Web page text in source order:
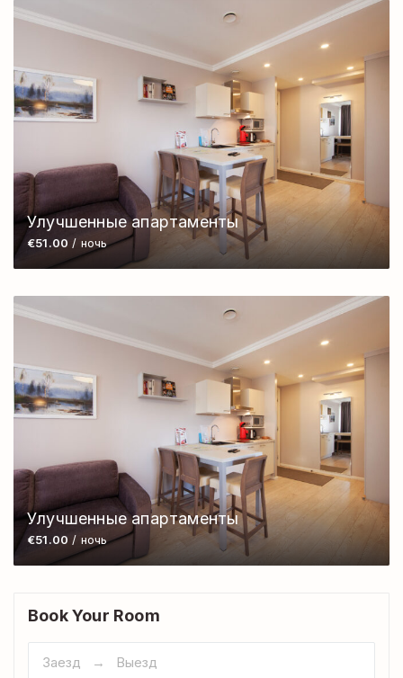
Улучшенные апартаменты
€51.00 / ночь
Улучшенные апартаменты
€51.00 / ночь
Book Your Room